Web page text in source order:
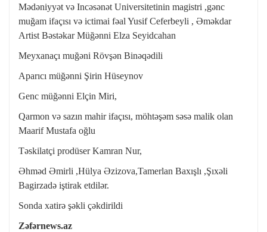
Mədəniyyət və Incəsənət Universitetinin magistri ,gənc
muğam ifaçısı və ictimai fəal Yusif Ceferbeyli , Əməkdar
Artist Bəstəkar Müğənni Elza Seyidcahan
Meyxanaçı muğəni Rövşən Binəqədili
Aparıcı müğənni Şirin Hüseynov
Genc müğənni Elçin Miri,
Qarmon və sazın mahir ifaçısı, möhtəşəm səsə malik olan
Maarif Mustafa oğlu
Təskilatçi prodüser Kamran Nur,
Əhməd Əmirli ,Hülya Əzizova,Tamerlan Baxışlı ,Şıxəli
Bagirzadə iştirak etdilər.
Sonda xatirə şəkli çəkdirildi
Zəfərnews.az